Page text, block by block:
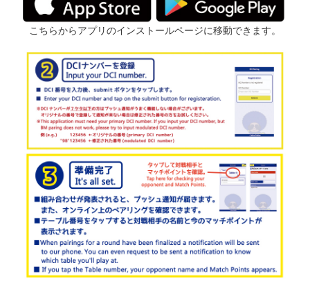
こちらからアプリのインストールページに移動できます。